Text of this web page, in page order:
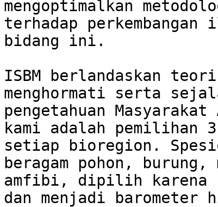
mengoptimalkan
terhadap
bidang ini.
ISBM berlandaskan
menghormati serta
pengetahuan
kami adalah
setiap bioregion.
beragam pohon,
amfibi, dipilih karena
dan menjadi barometer